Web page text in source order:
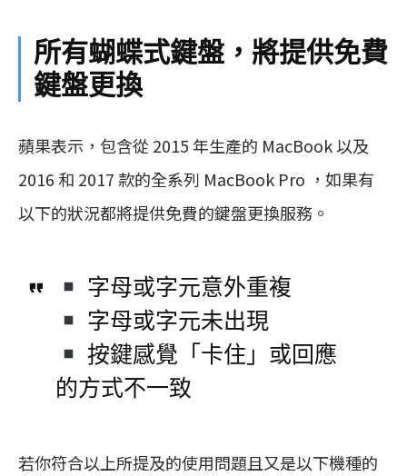
所有蝴蝶式鍵盤，將提供免費
鍵盤更換
蘋果表示，包含從 2015 年生產的 MacBook 以及
2016 和 2017 款的全系列 MacBook Pro ，如果有
以下的狀況都將提供免費的鍵盤更換服務。
字母或字元意外重複
字母或字元未出現
按鍵感覺「卡住」或回應
的方式不一致
若你符合以上所提及的使用問題且又是以下機種的